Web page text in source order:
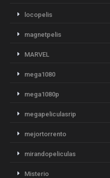
locopelis
magnetpelis
MARVEL
mega1080
mega1080p
megapeliculasrip
mejortorrento
mirandopeliculas
Misterio